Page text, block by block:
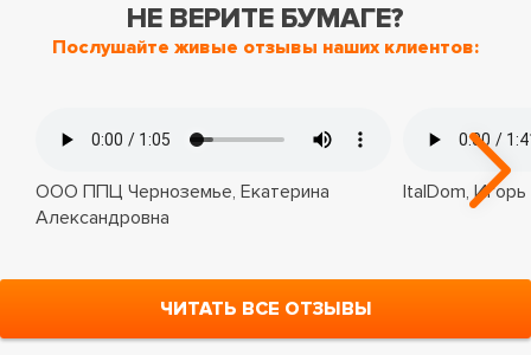
НЕ ВЕРИТЕ БУМАГЕ?
Послушайте живые отзывы наших клиентов:
ООО ППЦ Черноземье, Екатерина
Александровна
ItalDom, Игорь
ЧИТАТЬ ВСЕ ОТЗЫВЫ